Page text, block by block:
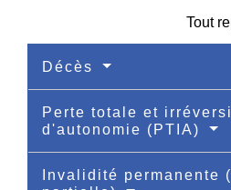
Tout
Décès
Perte totale et
d'autonomie (PTIA)
Invalidité permanente